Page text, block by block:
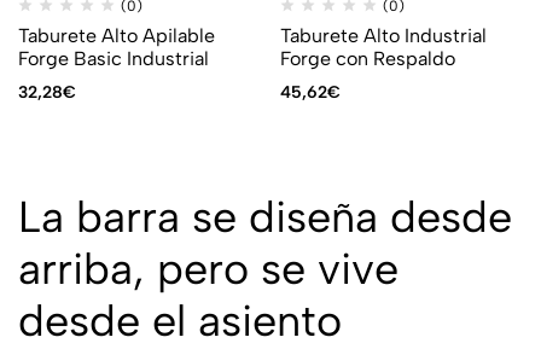
(0)
Taburete Alto Apilable
Forge Basic Industrial
32,28€
(0)
Taburete Alto Industrial
Forge con Respaldo
45,62€
La barra se diseña desde
arriba, pero se vive
desde el asiento